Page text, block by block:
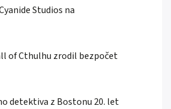
Studios na
of Cthulhu zrodil bezpočet
detektiva z Bostonu 20. let